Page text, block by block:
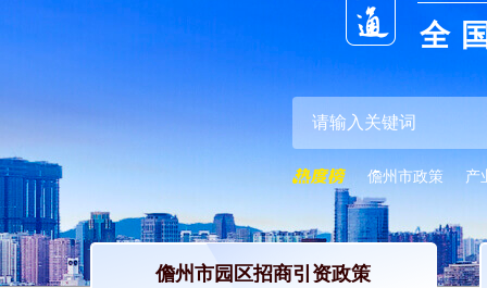
全
儋州市政策 产
儋州市园区招商引资政策